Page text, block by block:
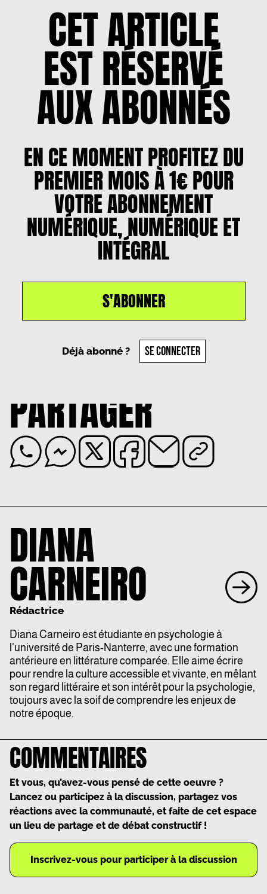
CET ARTICLE
EST RÉSERVÉ
AUX ABONNÉS
EN CE MOMENT PROFITEZ DU
PREMIER MOIS À 1€ POUR
VOTRE ABONNEMENT
NUMÉRIQUE, NUMÉRIQUE ET
INTÉGRAL
S'ABONNER
Déjà abonné ? SE CONNECTER
Diana Carneiro, le
PARTAGER
DIANA
CARNEIRO
Rédactrice
DianaCarneiro est étudiante en psychologie à
l’université de Paris-Nanterre, avec une formation
antérieure en littérature comparée. Elle aime écrire
pour rendre la culture accessible et vivante, en mêlant
son regard littéraire et son intérêt pour la psychologie,
toujours avec la soif de comprendre les enjeux de
notre époque.
COMMENTAIRES
Et vous, qu’avez-vous pensé de cette oeuvre ?
Lancez ou participez à la discussion, partagez vos
réactions avec la communauté, et faite de cet espace
un lieu de partage et de débat constructif !
Inscrivez-vous pour participer à la discussion